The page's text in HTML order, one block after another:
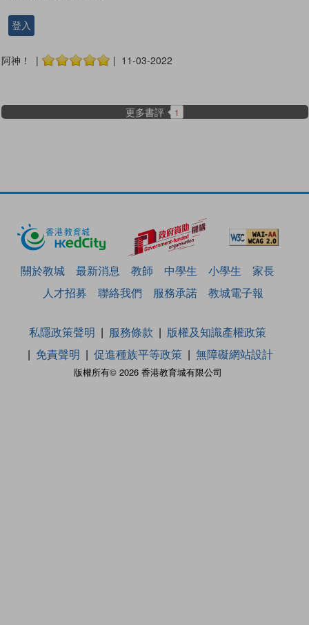
登入
阿神！ | | 11-03-2022
更多書評 1
關於教城 最新消息 教師 中學生 小學生
家長
人才招募
聯絡我們 服務承諾 教城電子報
版權所有© 2026 香港教育城有限公司
私隱政策聲明 服務條款
版權及知識產權政策
免責聲明
促進種族平等政策 無障礙網站設計